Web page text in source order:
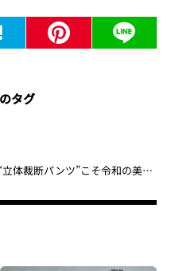
タグ
“立体裁断パンツ”こそ令和の美脚パンツ!?コーデを洗練させる秋の注目パンツ4選